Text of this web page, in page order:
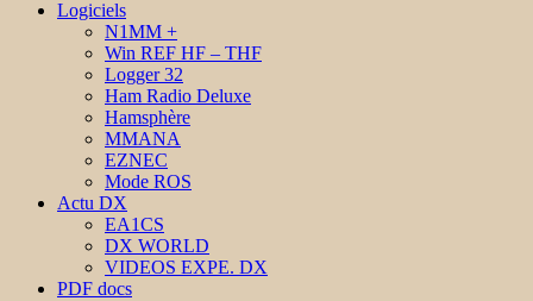
Logiciels
N1MM +
Win REF HF – THF
Logger 32
Ham Radio Deluxe
Hamsphère
MMANA
EZNEC
Mode ROS
Actu DX
EA1CS
DX WORLD
VIDEOS EXPE. DX
PDF docs